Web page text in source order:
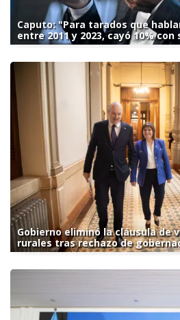
Caputo: "Para tarados que
entre 2011 y 2023, cayó 10%
Gobierno eliminó la cláusula de
rurales tras rechazo de